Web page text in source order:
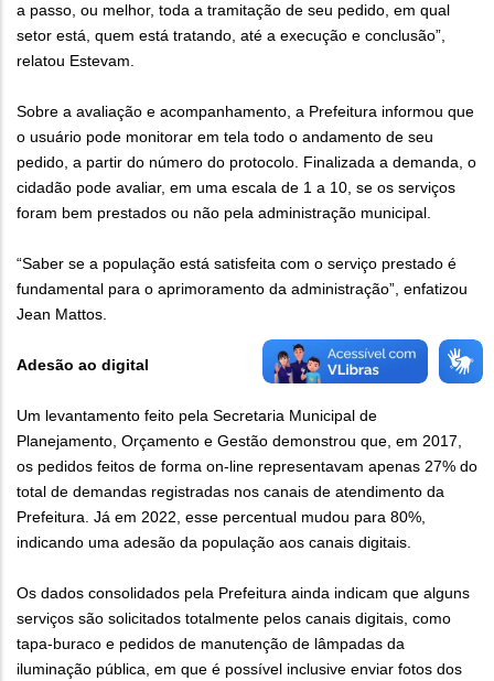
a passo, ou melhor, toda a tramitação de seu pedido, em qual
setor está, quem está tratando, até a execução e conclusão”,
relatou Estevam.
Sobre a avaliação e acompanhamento, a Prefeitura informou que
o usuário pode monitorar em tela todo o andamento de seu
pedido, a partir do número do protocolo. Finalizada a demanda, o
cidadão pode avaliar, em uma escala de 1 a 10, se os serviços
foram bem prestados ou não pela administração municipal.
“Saber se a população está satisfeita com o serviço prestado é
fundamental para o aprimoramento da administração”, enfatizou
Jean Mattos.
Adesão ao digital
Um levantamento feito pela Secretaria Municipal de
Planejamento, Orçamento e Gestão demonstrou que, em 2017,
os pedidos feitos de forma on-line representavam apenas 27% do
total de demandas registradas nos canais de atendimento da
Prefeitura. Já em 2022, esse percentual mudou para 80%,
indicando uma adesão da população aos canais digitais.
Os dados consolidados pela Prefeitura ainda indicam que alguns
serviços são solicitados totalmente pelos canais digitais, como
tapa-buraco e pedidos de manutenção de lâmpadas da
iluminação pública, em que é possível inclusive enviar fotos dos